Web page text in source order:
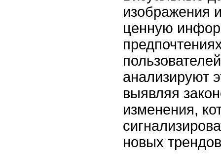
изображения
ценную
анализируют
выявляя
изменения,
новых